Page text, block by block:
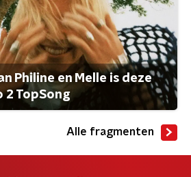
Philine en Melle is deze
2 TopSong
Alle fragmenten